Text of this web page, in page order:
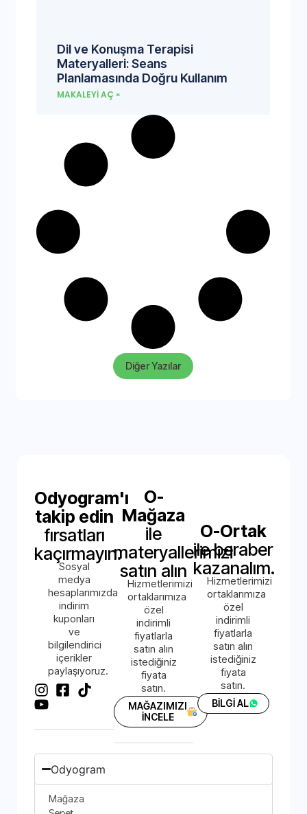
Dil ve Konuşma Terapisi
Materyalleri: Seans
Planlamasında Doğru Kullanım
MAKALEYI AÇ »
Diğer Yazılar
Odyogram'ı
takip edin
fırsatları
kaçırmayın.
Sosyal
medya
hesaplarımızda
indirim
kuponları
ve
bilgilendirici
içerikler
paylaşıyoruz.
O-
Mağaza
ile
materyallerimizi
satın alın
Hizmetlerimizi
ortaklarımıza
özel
indirimli
fiyatlarla
satın alın
istediğiniz
fiyata
satın.
MAĞAZIMIZI
İNCELE
O-Ortak
ile beraber
kazanalım.
Hizmetlerimizi
ortaklarımıza
özel
indirimli
fiyatlarla
satın alın
istediğiniz
fiyata
satın.
BİLGİ AL
Odyogram
Mağaza